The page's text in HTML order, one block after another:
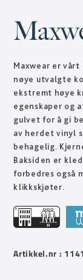
Maxwear er
nøye utvalgte
ekstremt høye
egenskaper og
gulvet for å gi
av herdet vinyl
behagelig.
Baksiden er
forbedres også
klikkskjøter.
Artikkel.nr :